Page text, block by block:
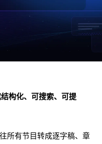
构化、可搜索、可提
所有节目转成逐字稿、章